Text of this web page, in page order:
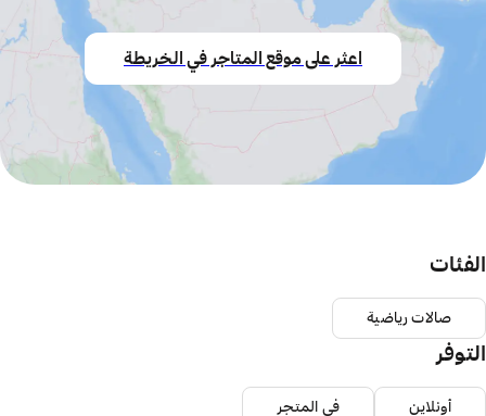
اعثر على موقع المتاجر في الخريطة
الفئات
صالات رياضية
التوفر
أونلاين في المتجر